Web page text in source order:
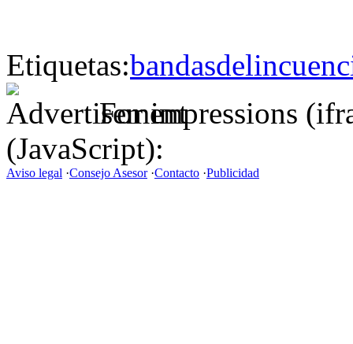
Etiquetas:bandas
For impressions
(JavaScript):
Aviso legal ·Consejo Asesor·Contacto ·Publicidad